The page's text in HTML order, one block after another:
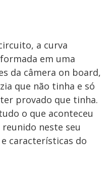
a curva
em uma
da câmera on board,
que não tinha e só
provado que tinha.
o que aconteceu
neste seu
características do